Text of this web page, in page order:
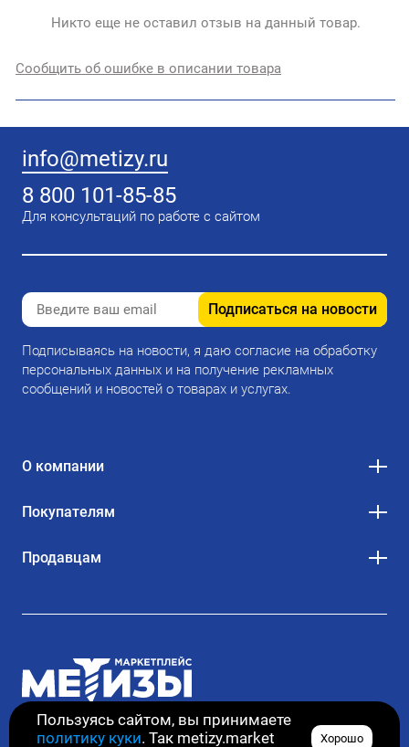
Пользуясь сайтом, вы принимаете
политику куки. Так metizy.market Хорошо
Никто еще не оставил отзыв на данный товар.
Сообщить об ошибке в описании товара
info@metizy.ru
8 800 101-85-85
Для консультаций по работе с сайтом
Подписаться на новости
Подписываясь на новости, я даю согласие на обработку
персональных данных и на получение рекламных
сообщений и новостей о товарах и услугах.
О компании
Покупателям
Продавцам